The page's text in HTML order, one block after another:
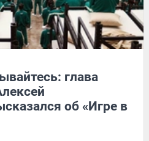
глава
об «Игре в